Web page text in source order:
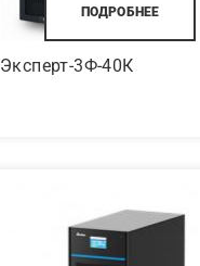
Эксперт-3Ф-40К
ПОДРОБНЕЕ